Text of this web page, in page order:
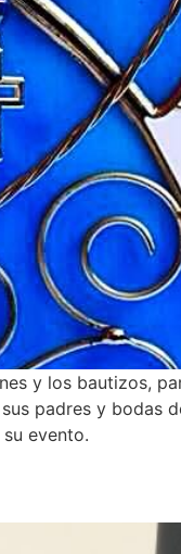
y los bautizos,
padres y bodas
evento.